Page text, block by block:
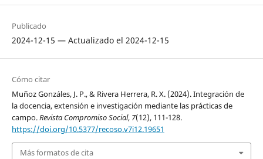
Publicado
2024-12-15 — Actualizado el 2024-12-15
Cómo citar
Muñoz Gonzáles, J. P., & Rivera Herrera, R. X. (2024). Integración de
la docencia, extensión e investigación mediante las prácticas de
campo.Revista Compromiso Social, 7(12), 111-128.
https://doi.org/10.5377/recoso.v7i12.19651
Más formatos de cita